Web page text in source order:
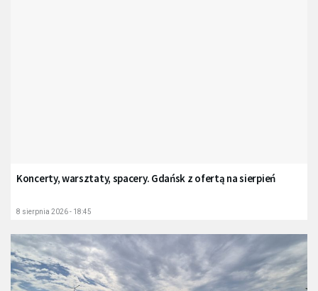
Koncerty, warsztaty, spacery. Gdańsk z ofertą na sierpień
8 sierpnia 2026 - 18:45